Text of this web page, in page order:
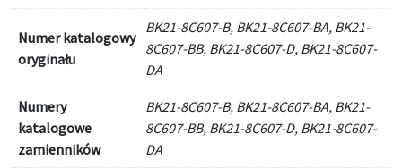
Numer katalogowy
oryginału
BK21-8C607-B, BK21-8C607-BA, BK21-
8C607-BB, BK21-8C607-D, BK21-8C607-
DA
Numery
katalogowe
zamienników
BK21-8C607-B, BK21-8C607-BA, BK21-
8C607-BB, BK21-8C607-D, BK21-8C607-
DA